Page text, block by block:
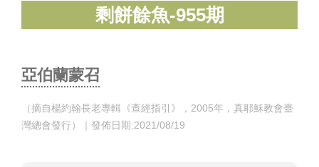
剩餅餘魚-955期
​亞伯蘭蒙召
​（摘自楊約翰長老專輯《查經指引》，2005年，真耶穌教會臺
灣總會發行）｜發佈日期:2021/08/19